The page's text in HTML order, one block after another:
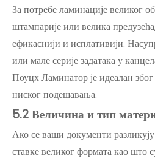
За потребе ламинације великог
штампарије или велика
ефикаснији и исплативији.
или мале серије задатака у
Поуцх Ламинатор је идеалан због
ниског подешавања.
5.2 Величина и тип
Ако се ваши документи
ставке великог формата као што